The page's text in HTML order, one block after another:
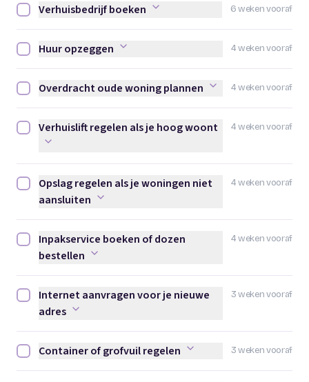
6 weken vooraf
Verhuisbedrijf boeken afvinken
Verhuisbedrijf boeken
4 weken vooraf
Huur opzeggen afvinken
Huur opzeggen
4 weken vooraf
Overdracht oude woning plannen afvinken
Overdracht oude woning plannen
4 weken vooraf
Verhuislift regelen als je hoog woont afvinken
Verhuislift regelen als je hoog woont
4 weken vooraf
Opslag regelen als je woningen niet aansluiten afvinken
Opslag regelen als je woningen niet
aansluiten
4 weken vooraf
Inpakservice boeken of dozen bestellen afvinken
Inpakservice boeken of dozen
bestellen
3 weken vooraf
Internet aanvragen voor je nieuwe adres afvinken
Internet aanvragen voor je nieuwe
adres
3 weken vooraf
Container of grofvuil regelen afvinken
Container of grofvuil regelen